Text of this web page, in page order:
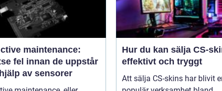
maintenance:
fel innan de uppstår
av sensorer
Hur du kan sälja CS-
effektivt och tryggt
Att sälja CS-skins har blivit